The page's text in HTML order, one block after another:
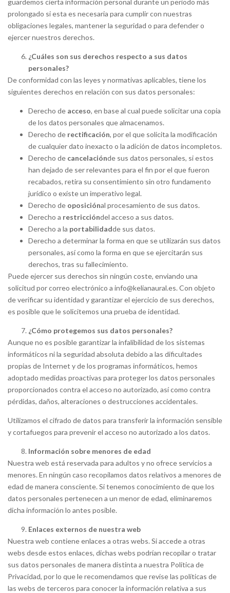
guardemos cierta información personal durante un periodo más
prolongado si esta es necesaria para cumplir con nuestras
obligaciones legales, mantener la seguridad o para defender o
ejercer nuestros derechos.
¿Cuáles son sus derechos respecto a sus datos
personales?
De conformidad con las leyes y normativas aplicables, tiene los
siguientes derechos en relación con sus datos personales:
Derecho de acceso, en base al cual puede solicitar una copia
de los datos personales que almacenamos.
Derecho de rectificación, por el que solicita la modificación
de cualquier dato inexacto o la adición de datos incompletos.
Derecho de cancelaciónde sus datos personales, si estos
han dejado de ser relevantes para el fin por el que fueron
recabados, retira su consentimiento sin otro fundamento
jurídico o existe un imperativo legal.
Derecho de oposiciónal procesamiento de sus datos.
Derecho a restriccióndel acceso a sus datos.
Derecho a la portabilidadde sus datos.
Derecho a determinar la forma en que se utilizarán sus datos
personales, así como la forma en que se ejercitarán sus
derechos, tras su fallecimiento.
Puede ejercer sus derechos sin ningún coste, enviando una
solicitud por correo electrónico a info@kelianaural.es. Con objeto
de verificar su identidad y garantizar el ejercicio de sus derechos,
es posible que le solicitemos una prueba de identidad.
¿Cómo protegemos sus datos personales?
Aunque no es posible garantizar la infalibilidad de los sistemas
informáticos ni la seguridad absoluta debido a las dificultades
propias de Internet y de los programas informáticos, hemos
adoptado medidas proactivas para proteger los datos personales
proporcionados contra el acceso no autorizado, así como contra
pérdidas, daños, alteraciones o destrucciones accidentales.
Utilizamos el cifrado de datos para transferir la información sensible
y cortafuegos para prevenir el acceso no autorizado a los datos.
Información sobre menores de edad
Nuestra web está reservada para adultos y no ofrece servicios a
menores. En ningún caso recopilamos datos relativos a menores de
edad de manera consciente. Si tenemos conocimiento de que los
datos personales pertenecen a un menor de edad, eliminaremos
dicha información lo antes posible.
Enlaces externos de nuestra web
Nuestra web contiene enlaces a otras webs. Si accede a otras
webs desde estos enlaces, dichas webs podrían recopilar o tratar
sus datos personales de manera distinta a nuestra Política de
Privacidad, por lo que le recomendamos que revise las políticas de
las webs de terceros para conocer la información relativa a sus